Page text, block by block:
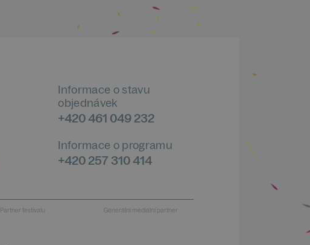
Informace o stavu
objednávek
+420 461 049 232
Informace o programu
+420 257 310 414
Partner festivalu Generální mediální partner